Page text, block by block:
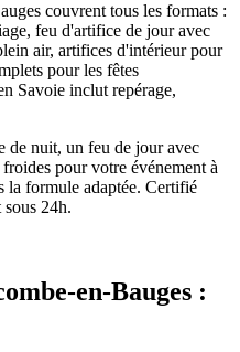
couvrent tous les formats :
feu d'artifice de jour avec
air, artifices d'intérieur pour
pour les fêtes
Savoie inclut repérage,
de nuit, un feu de jour avec
pour votre événement à
la formule adaptée. Certifié
24h.
en-Bauges :